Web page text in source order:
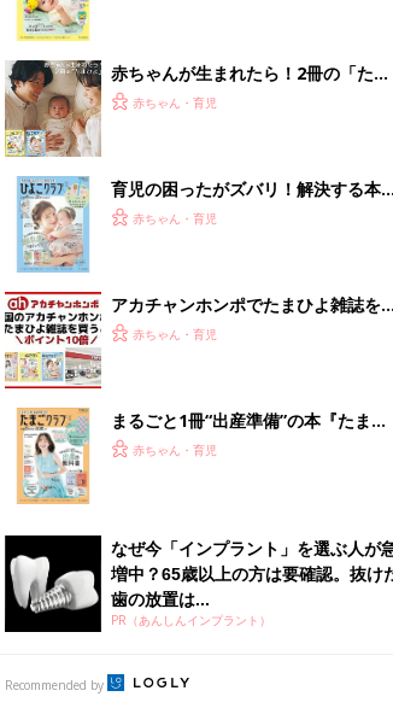
夫婦で予習する 出産の教科書
増中？65歳以上の方は要確認。抜けた
歯の放置は...
PR（あんしんインプラント）
離乳食はいつから？進め方は？「たまひよ きほんの離
授乳の悩みや初めての離乳食作りに役立つ
子育てとお金
妊娠・出産・育児にかかる費用やもらえる補助
金・助成金を解説